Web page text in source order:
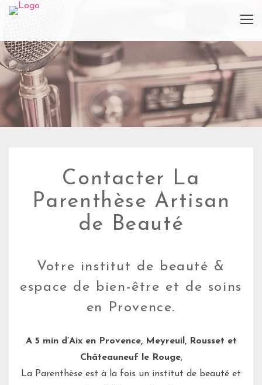
Contacter La
Parenthèse Artisan
de Beauté
Votre institut de beauté &
espace de bien-être et de soins
en Provence.
A 5 min d’Aix en Provence, Meyreuil, Rousset et
Châteauneuf le Rouge,
La Parenthèse est à la fois un institut de beauté et